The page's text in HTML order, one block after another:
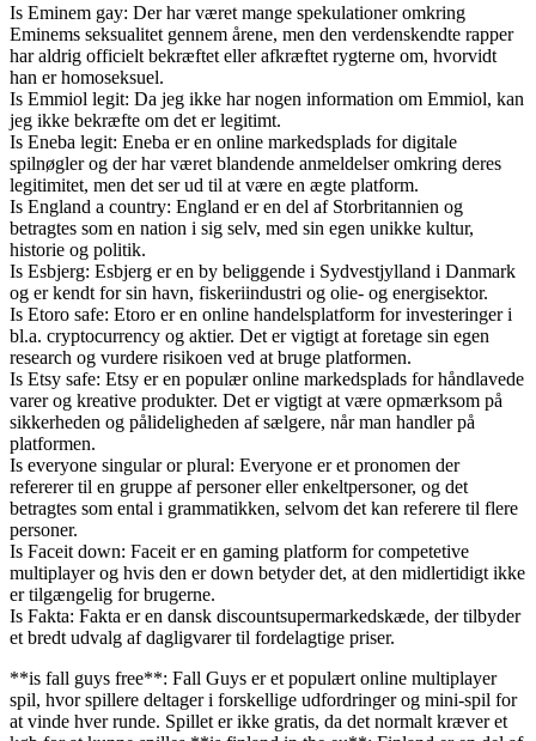
Is Eminem gay: Der har været mange spekulationer omkring
Eminems seksualitet gennem årene, men den verdenskendte rapper
har aldrig officielt bekræftet eller afkræftet rygterne om, hvorvidt
han er homoseksuel.
Is Emmiol legit: Da jeg ikke har nogen information om Emmiol, kan
jeg ikke bekræfte om det er legitimt.
Is Eneba legit: Eneba er en online markedsplads for digitale
spilnøgler og der har været blandende anmeldelser omkring deres
legitimitet, men det ser ud til at være en ægte platform.
Is England a country: England er en del af Storbritannien og
betragtes som en nation i sig selv, med sin egen unikke kultur,
historie og politik.
Is Esbjerg: Esbjerg er en by beliggende i Sydvestjylland i Danmark
og er kendt for sin havn, fiskeriindustri og olie- og energisektor.
Is Etoro safe: Etoro er en online handelsplatform for investeringer i
bl.a. cryptocurrency og aktier. Det er vigtigt at foretage sin egen
research og vurdere risikoen ved at bruge platformen.
Is Etsy safe: Etsy er en populær online markedsplads for håndlavede
varer og kreative produkter. Det er vigtigt at være opmærksom på
sikkerheden og pålideligheden af sælgere, når man handler på
platformen.
Is everyone singular or plural: Everyone er et pronomen der
refererer til en gruppe af personer eller enkeltpersoner, og det
betragtes som ental i grammatikken, selvom det kan referere til flere
personer.
Is Faceit down: Faceit er en gaming platform for competetive
multiplayer og hvis den er down betyder det, at den midlertidigt ikke
er tilgængelig for brugerne.
Is Fakta: Fakta er en dansk discountsupermarkedskæde, der tilbyder
et bredt udvalg af dagligvarer til fordelagtige priser.
**is fall guys free**: Fall Guys er et populært online multiplayer
spil, hvor spillere deltager i forskellige udfordringer og mini-spil for
at vinde hver runde. Spillet er ikke gratis, da det normalt kræver et